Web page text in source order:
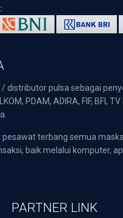
distributor pulsa sebagai
PDAM, ADIRA, FIF,
terbang semua
baik melalui komputer,
PARTNER LINK